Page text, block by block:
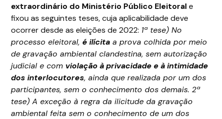
extraordinário do Ministério Público Eleitorale
fixou as seguintes teses, cuja aplicabilidade deve
ocorrer desde as eleições de 2022: 1ª tese) No
processo eleitoral,é ilícita a prova colhida por meio
de gravação ambiental clandestina, sem autorização
judicial e com violação à privacidade e à intimidade
dos interlocutores, ainda que realizada por um dos
participantes, sem o conhecimento dos demais. 2ª
tese) A exceção à regra da ilicitude da gravação
ambiental feita sem o conhecimento de um dos